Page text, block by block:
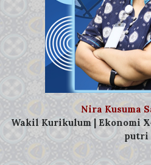
Nira Kusuma
Wakil Kurikulum | Ekonomi
putri